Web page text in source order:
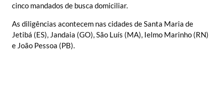
cinco mandados de busca domiciliar.
As diligências acontecem nas cidades de Santa Maria de
Jetibá (ES), Jandaia (GO), São Luís (MA), Ielmo Marinho (RN)
e João Pessoa (PB).